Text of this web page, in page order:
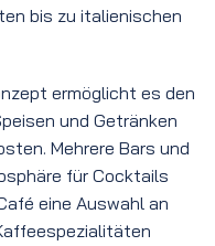
bis zu italienischen
ermöglicht es den
und Getränken
Mehrere Bars und
für Cocktails
eine Auswahl an